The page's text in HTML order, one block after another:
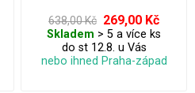
komfort a volnou cirkulaci krve.
Perfektní volba pro citlivou
pokožku.
638,00 Kč 269,00 Kč
Skladem > 5 a více ks
do st 12.8. u Vás
nebo ihned Praha-západ